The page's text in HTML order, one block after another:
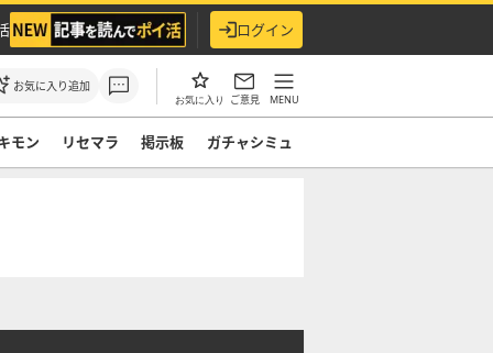
ログイン
お気に入り追加
お気に入り ご意見 MENU
モン リセマラ 掲示板 ガチャシミュ